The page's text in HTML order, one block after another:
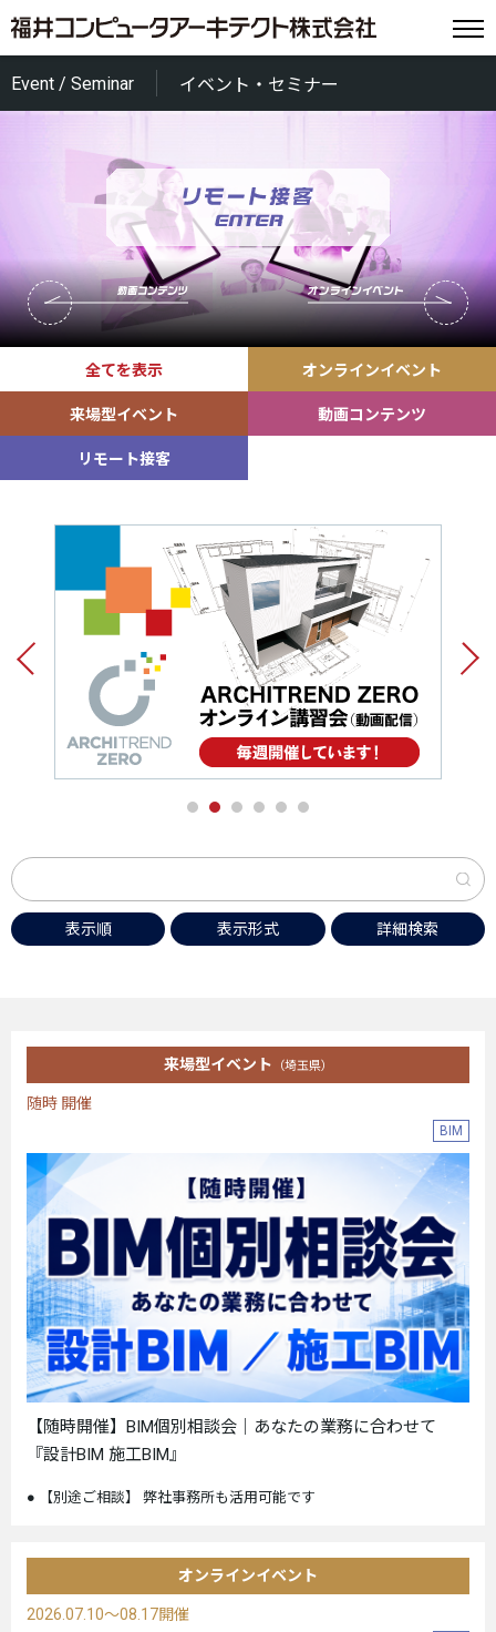
Event / Seminar イベント・セミナー
全てを表示 オンラインイベント
来場型イベント 動画コンテンツ
リモート接客
表示順 表示形式 詳細検索
来場型イベント （埼玉県）
随時 開催
BIM
【随時開催】BIM個別相談会｜あなたの業務に合わせて
『設計BIM 施工BIM』
【別途ご相談】 弊社事務所も活用可能です
オンラインイベント
2026.07.10～08.17開催